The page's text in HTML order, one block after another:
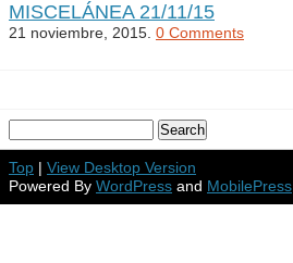
MISCELÁNEA 21/11/15
21 noviembre, 2015. 0 Comments
Top | View Desktop Version
Powered By WordPress and MobilePress